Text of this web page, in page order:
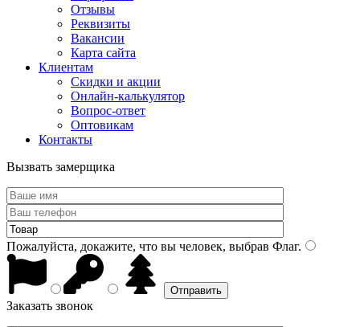
Отзывы
Реквизиты
Вакансии
Карта сайта
Клиентам
Скидки и акции
Онлайн-калькулятор
Вопрос-ответ
Оптовикам
Контакты
Вызвать замерщика
Пожалуйста, докажите, что вы человек, выбрав Флаг.
Заказать звонок